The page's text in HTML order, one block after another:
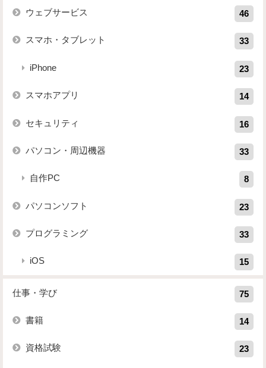
ウェブサービス 46
スマホ・タブレット 33
iPhone 23
スマホアプリ 14
セキュリティ 16
パソコン・周辺機器 33
自作PC 8
パソコンソフト 23
プログラミング 33
iOS 15
仕事・学び 75
書籍 14
資格試験 23